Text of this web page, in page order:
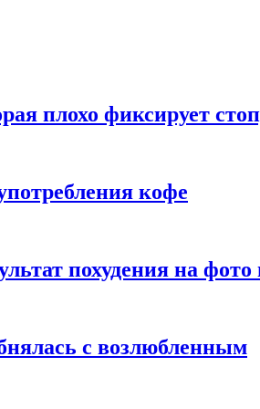
плохо фиксирует
кофе
похудения на
с возлюбленным